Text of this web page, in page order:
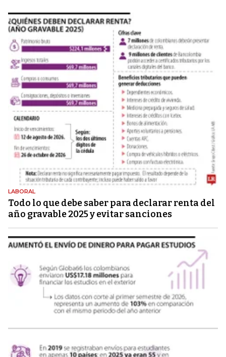
LABORAL
Todo lo que debe saber para declarar renta del
año gravable 2025 y evitar sanciones